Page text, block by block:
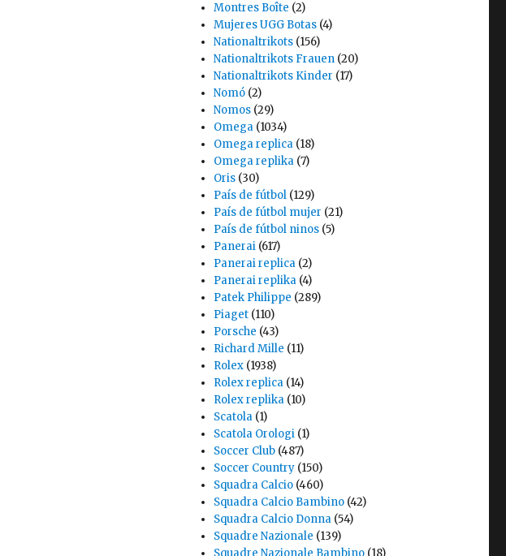
Montres Boîte (2)
Mujeres UGG Botas (4)
Nationaltrikots (156)
Nationaltrikots Frauen (20)
Nationaltrikots Kinder (17)
Nomó (2)
Nomos (29)
Omega (1034)
Omega replica (18)
Omega replika (7)
Oris (30)
País de fútbol (129)
País de fútbol mujer (21)
País de fútbol ninos (5)
Panerai (617)
Panerai replica (2)
Panerai replika (4)
Patek Philippe (289)
Piaget (110)
Porsche (43)
Richard Mille (11)
Rolex (1938)
Rolex replica (14)
Rolex replika (10)
Scatola (1)
Scatola Orologi (1)
Soccer Club (487)
Soccer Country (150)
Squadra Calcio (460)
Squadra Calcio Bambino (42)
Squadra Calcio Donna (54)
Squadre Nazionale (139)
Squadre Nazionale Bambino (18)